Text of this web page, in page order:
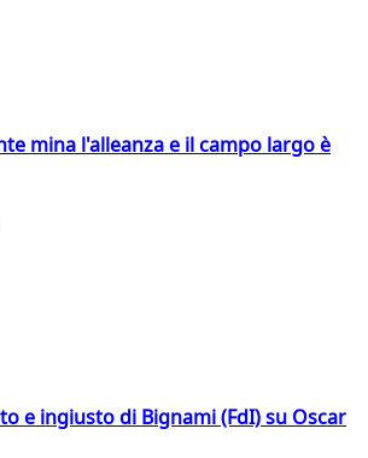
mina l'alleanza e il campo largo è
e ingiusto di Bignami (FdI) su Oscar